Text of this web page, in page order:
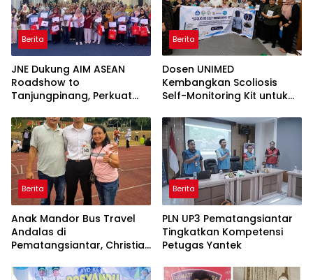
Berita
JNE Dukung AIM ASEAN
Roadshow to
Tanjungpinang, Perkuat
Pemanfaatan Teknologi AI
Berita
Dosen UNIMED
Kembangkan Scoliosis
Self-Monitoring Kit untuk
Mandiri Pasien Scoliosis
Berita
Anak Mandor Bus Travel
Andalas di
Pematangsiantar, Christian
AD 2026
Berita
PLN UP3 Pematangsiantar
Tingkatkan Kompetensi
Petugas Yantek